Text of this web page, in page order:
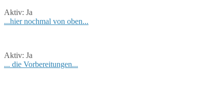
Aktiv: Ja
...hier nochmal von oben...
Aktiv: Ja
... die Vorbereitungen...